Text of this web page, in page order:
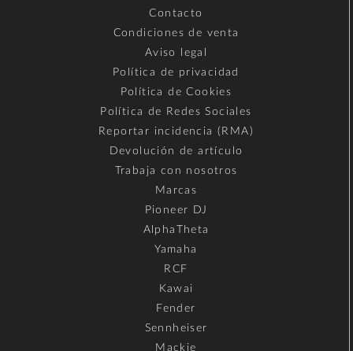
Contacto
Condiciones de venta
Aviso legal
Política de privacidad
Política de Cookies
Política de Redes Sociales
Reportar incidencia (RMA)
Devolución de artículo
Trabaja con nosotros
Marcas
Pioneer DJ
AlphaTheta
Yamaha
RCF
Kawai
Fender
Sennheiser
Mackie